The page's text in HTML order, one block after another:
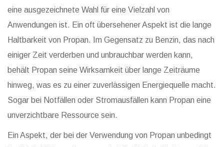
eine ausgezeichnete Wahl für eine Vielzahl von
Anwendungen ist. Ein oft übersehener Aspekt ist die lange
Haltbarkeit von Propan. Im Gegensatz zu Benzin, das nach
einiger Zeit verderben und unbrauchbar werden kann,
behält Propan seine Wirksamkeit über lange Zeiträume
hinweg, was es zu einer zuverlässigen Energiequelle macht.
Sogar bei Notfällen oder Stromausfällen kann Propan eine
unverzichtbare Ressource sein.
Ein Aspekt, der bei der Verwendung von Propan unbedingt